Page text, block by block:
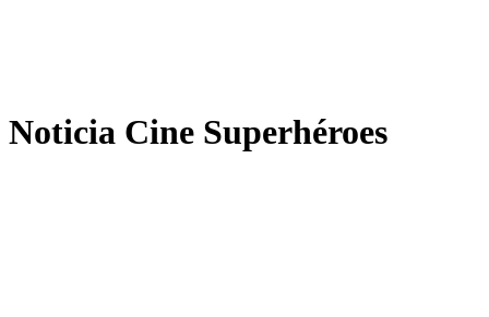
Noticia Cine Superhéroes